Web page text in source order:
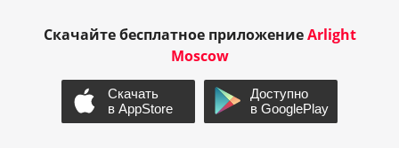
Скачайте бесплатное приложениеArlight
Moscow